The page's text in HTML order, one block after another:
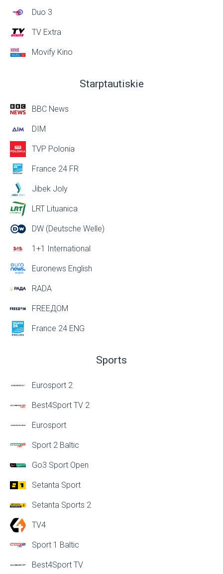
Duo 3
TV Extra
Movify Kino
Starptautiskie
BBC News
DIM
TVP Polonia
France 24 FR
Jibek Joly
LRT Lituanica
DW (Deutsche Welle)
1+1 International
Euronews English
RADA
FREEДОМ
France 24 ENG
Sports
Eurosport 2
Best4Sport TV 2
Eurosport
Sport 2 Baltic
Go3 Sport Open
Setanta Sport
Setanta Sports 2
TV4
Sport 1 Baltic
Best4Sport TV